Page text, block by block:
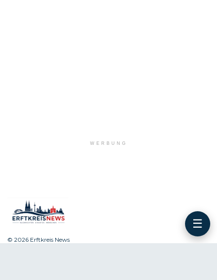
WERBUNG
© 2026 Erftkreis News
☰